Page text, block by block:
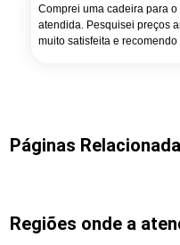
Comprei uma cadeira para
atendida. Pesquisei preços
muito satisfeita e
Páginas
Regiões onde a